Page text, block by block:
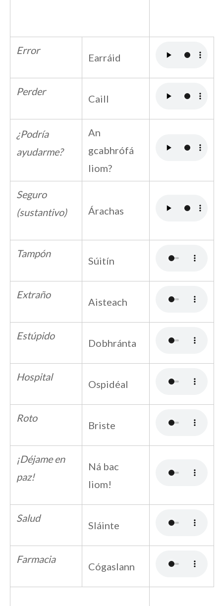
Error
Earráid
Perder
Caill
¿Podría
ayudarme?
An
gcabhrófá
liom?
Seguro
(sustantivo)
Árachas
Tampón
Súitín
Extraño
Aisteach
Estúpido
Dobhránta
Hospital
Ospidéal
Roto
Briste
¡Déjame en
paz!
Ná bac
liom!
Salud
Sláinte
Farmacia
Cógaslann